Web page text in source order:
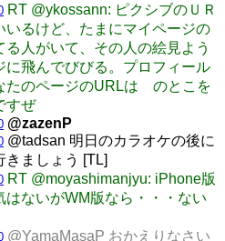
RT @ykossann: ピクシブのＵＲ
いるけど、たまにマイページの
人がいて、その人の絵見よう
に飛んでびびる。プロフィール
のページのURLは のとこを
すぜ
@zazenP
@tadsan 明日のカラオケの後に
きましょう [TL]
RT @moyashimanjyu: iPhone版
はないがWM版なら・・・ない
@YamaMasaP おかえりなさい